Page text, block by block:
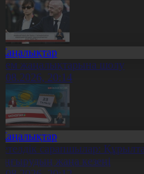
жаңалықтарына шолу
20:14
сарапшылар:
жаңа кезеңі